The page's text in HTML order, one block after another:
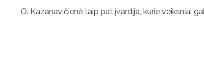
O. Kazanavičienė taip pat įvardija, kurie veiksniai